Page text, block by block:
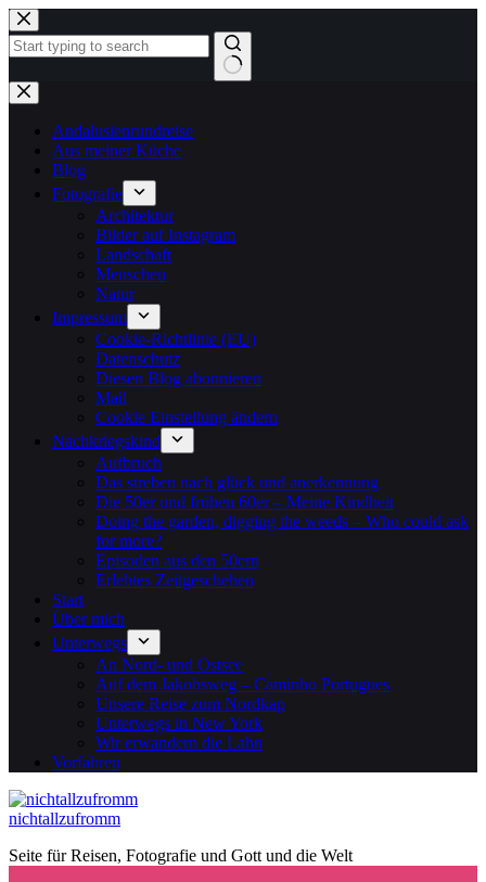
Zum
Inhalt
springen
Keine
Ergebnisse
Andalusienrundreise
Aus meiner Küche
Blog
Fotografie
Architektur
Bilder auf Instagram
Landschaft
Menschen
Natur
Impressum
Cookie-Richtlinie (EU)
Datenschutz
Diesen Blog abonnieren
Mail
Cookie Einstellung ändern
Nachkriegskind
Aufbruch
Das streben nach glück und anerkennung
Die 50er und frühen 60er – Meine Kindheit
Doing the garden, digging the weeds – Who could ask
for more?
Episoden aus den 50ern
Erlebtes Zeitgeschehen
Start
Über mich
Unterwegs
An Nord- und Ostsee
Auf dem Jakobsweg – Caminho Portugues
Unsere Reise zum Nordkap
Unterwegs in New York
Wir erwandern die Lahn
Vorfahren
nichtallzufromm
Seite für Reisen, Fotografie und Gott und die Welt